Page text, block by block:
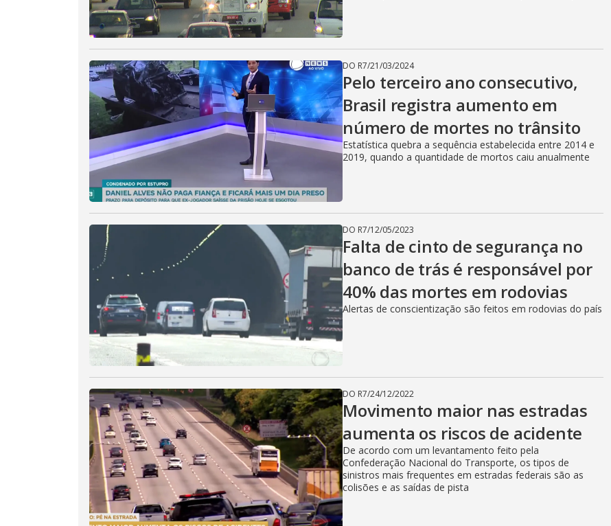
DO R7/21/03/2024
Pelo terceiro ano consecutivo,
Brasil registra aumento em
número de mortes no trânsito
Estatística quebra a sequência estabelecida entre 2014 e
2019, quando a quantidade de mortos caiu anualmente
DO R7/12/05/2023
Falta de cinto de segurança no
banco de trás é responsável por
40% das mortes em rodovias
Alertas de conscientização são feitos em rodovias do país
DO R7/24/12/2022
Movimento maior nas estradas
aumenta os riscos de acidente
De acordo com um levantamento feito pela
Confederação Nacional do Transporte, os tipos de
sinistros mais frequentes em estradas federais são as
colisões e as saídas de pista